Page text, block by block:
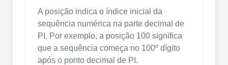
A posição indica o índice inicial da
sequência numérica na parte decimal de
PI. Por exemplo, a posição 100 significa
que a sequência começa no 100º dígito
após o ponto decimal de PI.